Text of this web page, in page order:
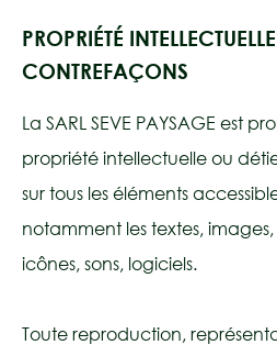
PROPRIÉTÉ
CONTREFAÇONS
La SARL SEVE PAYSAGE est
propriété intellectuelle ou
sur tous les éléments
notamment les textes,
icônes, sons, logiciels.
Toute reproduction,